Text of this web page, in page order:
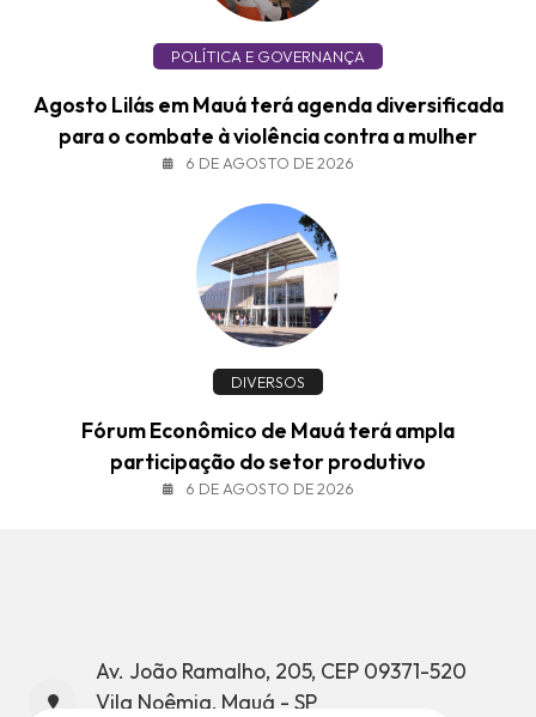
POLÍTICA E GOVERNANÇA
Agosto Lilás em Mauá terá agenda diversificada
para o combate à violência contra a mulher
6 DE AGOSTO DE 2026
DIVERSOS
Fórum Econômico de Mauá terá ampla
participação do setor produtivo
6 DE AGOSTO DE 2026
Av. João Ramalho, 205, CEP 09371-520
Vila Noêmia, Mauá - SP